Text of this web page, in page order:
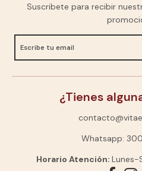
Suscribete para recibir
¿Tienes
Whatsapp:
Horario Atención: Lunes-